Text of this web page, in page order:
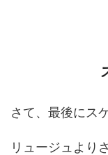
さて、最後にス
リュージュより